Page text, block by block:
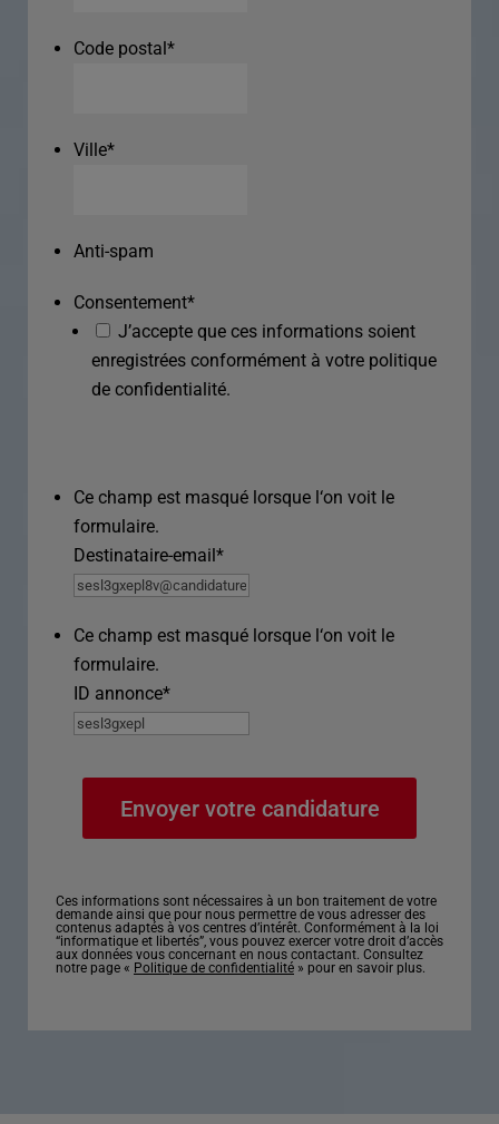
Code postal*
Ville*
Anti-spam
Consentement*
J’accepte que ces informations soient
enregistrées conformément à votre politique
de confidentialité.
Ce champ est masqué lorsque l‘on voit le
formulaire.
Destinataire-email*
Ce champ est masqué lorsque l‘on voit le
formulaire.
ID annonce*
Ces informations sont nécessaires à un bon traitement de votre
demande ainsi que pour nous permettre de vous adresser des
contenus adaptés à vos centres d’intérêt. Conformément à la loi
“informatique et libertés”, vous pouvez exercer votre droit d’accès
aux données vous concernant en nous contactant. Consultez
notre page « Politique de confidentialité » pour en savoir plus.